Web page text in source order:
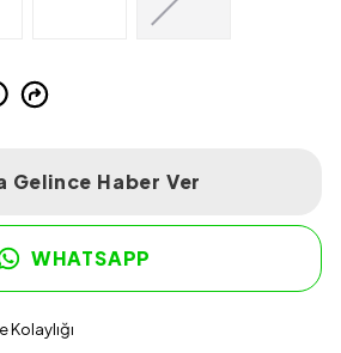
Gelince Haber Ver
WHATSAPP
Kolaylığı